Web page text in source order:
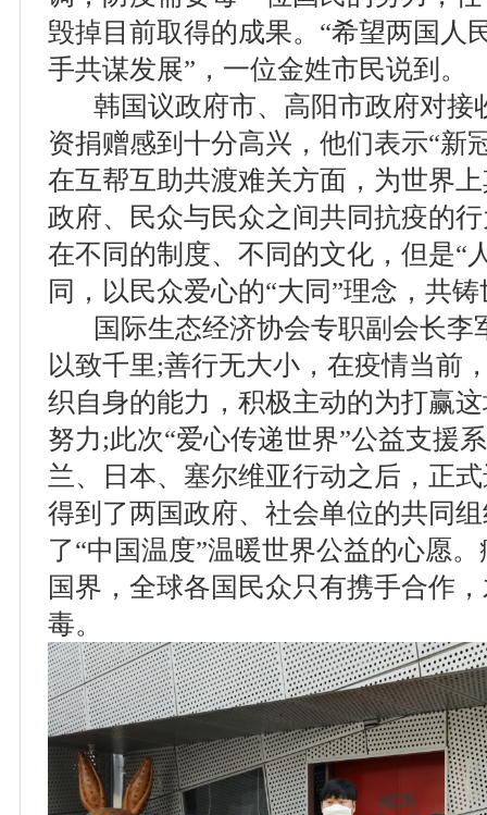
毁掉目前取得的成果。“希望两国人
手共谋发展”，一位金姓市民说到。
韩国议政府市、高阳市政府对接
资捐赠感到十分高兴，他们表示“新
在互帮互助共渡难关方面，为世界
政府、民众与民众之间共同抗疫的
在不同的制度、不同的文化，但是“
同，以民众爱心的“大同”理念，共
国际生态经济协会专职副会长李
以致千里;善行无大小，在疫情当前
织自身的能力，积极主动的为打赢
努力;此次“爱心传递世界”公益支援
兰、日本、塞尔维亚行动之后，正
得到了两国政府、社会单位的共同
了“中国温度”温暖世界公益的心愿
国界，全球各国民众只有携手合作
毒。